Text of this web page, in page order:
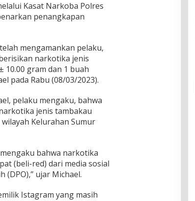
Kasat Narkoba Polres
penangkapan
mengamankan pelaku,
narkotika jenis
gram dan 1 buah
pada Rabu (08/03/2023).
pelaku mengaku, bahwa
jenis tambakau
Kelurahan Sumur
bahwa narkotika
(beli-red) dari media sosial
ujar Michael.
Istagram yang masih